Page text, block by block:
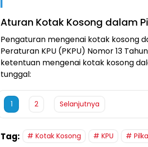
Aturan Kotak Kosong dalam
Pengaturan mengenai kotak kosong
Peraturan KPU (PKPU) Nomor 13
ketentuan mengenai kotak kosong
tunggal:
1 2 Selanjutnya
Tag: Kotak Kosong KPU